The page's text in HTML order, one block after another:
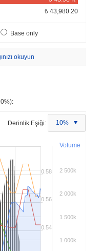
₺ 43,980.20
Base only
okuyun
Derinlik Eşiği: 10%
Volume
0.54
0.56
0.58
1 000k
1 500k
2 000k
2 500k